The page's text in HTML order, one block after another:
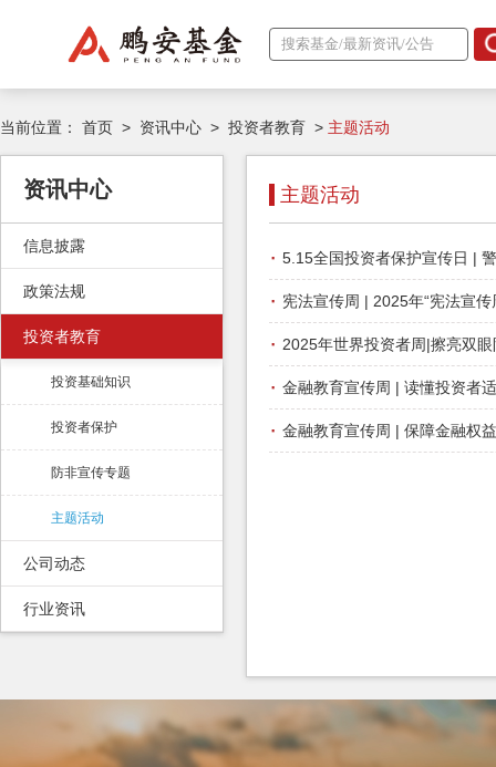
当前位置： 首页 > 资讯中心 > 投资者教育 > 主题活动
资讯中心
信息披露
政策法规
投资者教育
投资基础知识
投资者保护
防非宣传专题
主题活动
公司动态
行业资讯
主题活动
· 5.15全国投资者保护宣传日 |
· 宪法宣传周 | 2025年“宪法宣
· 2025年世界投资者周|擦亮双
· 金融教育宣传周 | 读懂投资者
· 金融教育宣传周 | 保障金融权